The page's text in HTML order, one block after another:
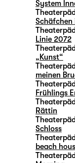
System
Schäfchen
Linie 2072
„Kunst“
meinen
Frühlings
Rättin
Schloss
beach